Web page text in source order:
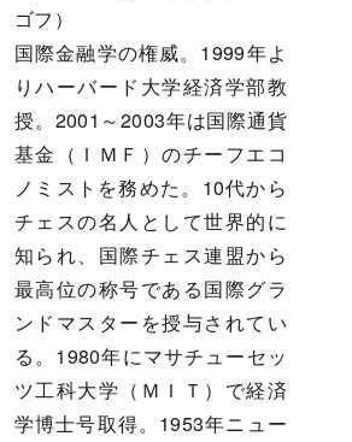
ゴフ）
国際金融学の権威。1999年よ
りハーバード大学経済学部教
授。2001～2003年は国際通貨
基金（ＩＭＦ）のチーフエコ
ノミストを務めた。10代から
チェスの名人として世界的に
知られ、国際チェス連盟から
最高位の称号である国際グラ
ンドマスターを授与されてい
る。1980年にマサチューセッ
ツ工科大学（ＭＩＴ）で経済
学博士号取得。1953年ニュー